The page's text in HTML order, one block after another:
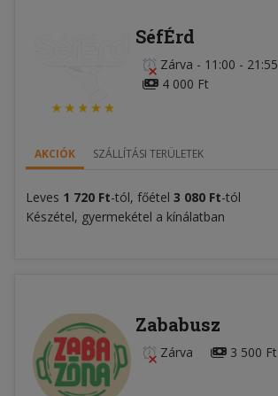
SéfÉrd
Zárva - 11:00 - 21:55
4 000 Ft
AKCIÓK SZÁLLÍTÁSI TERÜLETEK
Leves 1 720 Ft-tól, főétel 3 080 Ft-tól
Készétel, gyermekétel a kínálatban
Zababusz
Zárva 3 500 Ft